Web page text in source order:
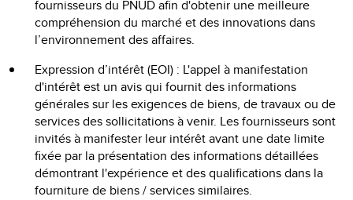
fournisseurs du PNUD afin d'obtenir une meilleure
compréhension du marché et des innovations dans
l’environnement des affaires.
Expression d’intérêt (EOI) : L'appel à manifestation
d'intérêt est un avis qui fournit des informations
générales sur les exigences de biens, de travaux ou de
services des sollicitations à venir. Les fournisseurs sont
invités à manifester leur intérêt avant une date limite
fixée par la présentation des informations détaillées
démontrant l'expérience et des qualifications dans la
fourniture de biens / services similaires.